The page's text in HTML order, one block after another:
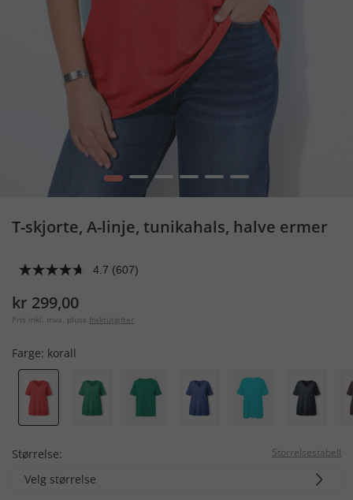
1 2 3 4 5 6
T-skjorte, A-linje, tunikahals, halve ermer
4.7 (607)
kr 299,00
Pris inkl. mva. pluss fraktutgifter
Farge: korall
Størrelse: Storrelsestabell
Velg størrelse